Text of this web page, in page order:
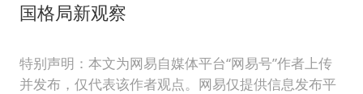
国格局新观察
特别声明：本文为网易自媒体平台“网易号”作者上传
并发布，仅代表该作者观点。网易仅提供信息发布平